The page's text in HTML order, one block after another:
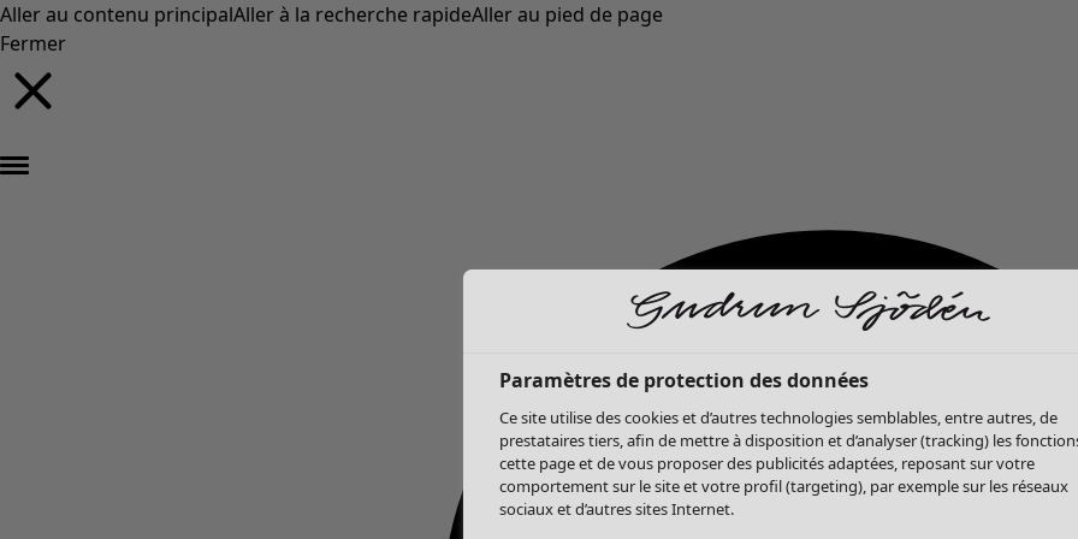
Aller au contenu principalAller à la recherche rapideAller au pied de page
Fermer
Paramètres de protection des données
Ce site utilise des cookies et d’autres technologies semblables, entre autres, de
prestataires tiers, afin de mettre à disposition et d’analyser (tracking) les
cette page et de vous proposer des publicités adaptées, reposant sur votre
comportement sur le site et votre profil (targeting), par exemple sur les réseaux
sociaux et d’autres sites Internet.